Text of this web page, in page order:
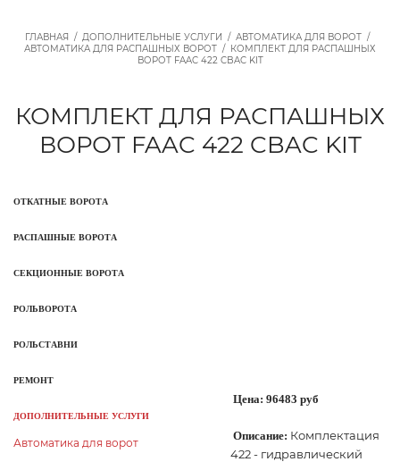
ГЛАВНАЯ / ДОПОЛНИТЕЛЬНЫЕ УСЛУГИ / АВТОМАТИКА ДЛЯ ВОРОТ /
АВТОМАТИКА ДЛЯ РАСПАШНЫХ ВОРОТ / КОМПЛЕКТ ДЛЯ РАСПАШНЫХ
ВОРОТ FAAC 422 CBAC KIT
КОМПЛЕКТ ДЛЯ РАСПАШНЫХ
ВОРОТ FAAC 422 CBAC KIT
ОТКАТНЫЕ ВОРОТА
РАСПАШНЫЕ ВОРОТА
СЕКЦИОННЫЕ ВОРОТА
РОЛЬВОРОТА
РОЛЬСТАВНИ
РЕМОНТ
ДОПОЛНИТЕЛЬНЫЕ УСЛУГИ
Автоматика для ворот
Цена: 96483 руб
Описание: Комплектация
422 - гидравлический